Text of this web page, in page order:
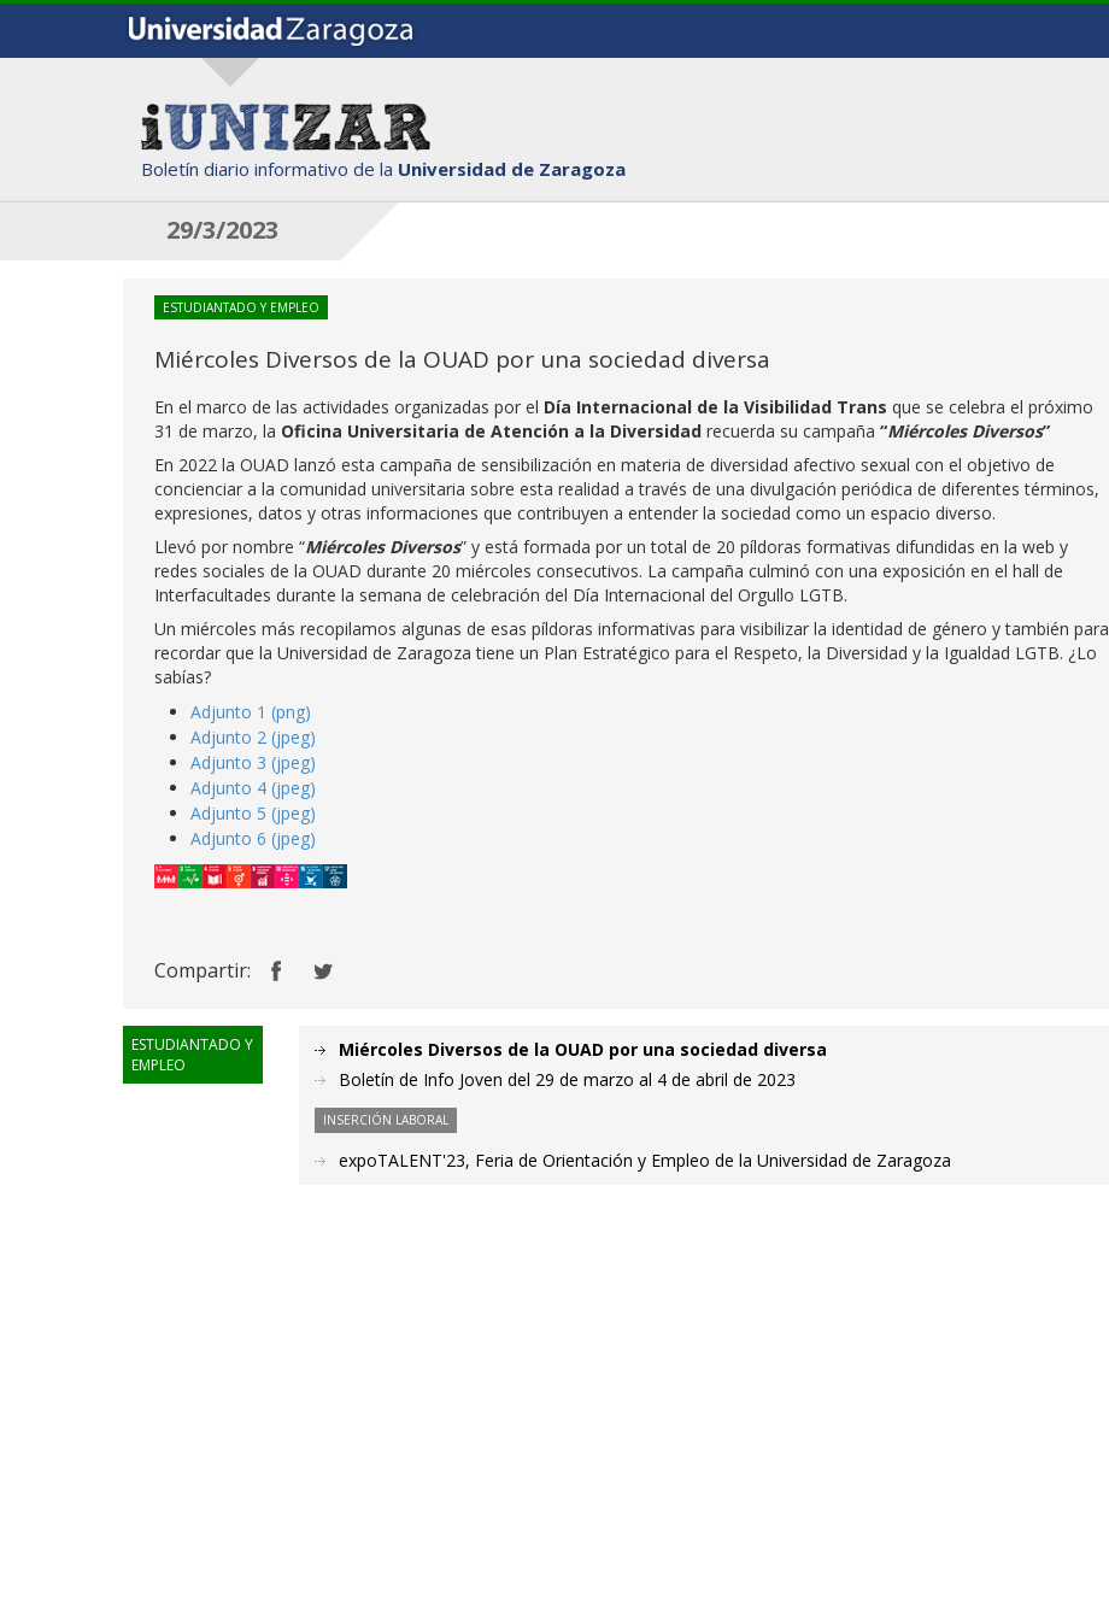
Boletín diario informativo de la Universidad de Zaragoza
29/3/2023
ESTUDIANTADO Y EMPLEO
Miércoles Diversos de la OUAD por una sociedad diversa
En el marco de las actividades organizadas por el Día Internacional de la Visibilidad Trans que se celebra el próximo
31 de marzo, la Oficina Universitaria de Atención a la Diversidad recuerda su campaña “Miércoles Diversos”
En 2022 la OUAD lanzó esta campaña de sensibilización en materia de diversidad afectivo sexual con el objetivo de
concienciar a la comunidad universitaria sobre esta realidad a través de una divulgación periódica de diferentes términos,
expresiones, datos y otras informaciones que contribuyen a entender la sociedad como un espacio diverso.
Llevó por nombre “Miércoles Diversos” y está formada por un total de 20 píldoras formativas difundidas en la web y
redes sociales de la OUAD durante 20 miércoles consecutivos. La campaña culminó con una exposición en el hall de
Interfacultades durante la semana de celebración del Día Internacional del Orgullo LGTB.
Un miércoles más recopilamos algunas de esas píldoras informativas para visibilizar la identidad de género y también para
recordar que la Universidad de Zaragoza tiene un Plan Estratégico para el Respeto, la Diversidad y la Igualdad LGTB. ¿Lo
sabías?
Adjunto 1 (png)
Adjunto 2 (jpeg)
Adjunto 3 (jpeg)
Adjunto 4 (jpeg)
Adjunto 5 (jpeg)
Adjunto 6 (jpeg)
Compartir:
ESTUDIANTADO Y
EMPLEO
Miércoles Diversos de la OUAD por una sociedad diversa
Boletín de Info Joven del 29 de marzo al 4 de abril de 2023
INSERCIÓN LABORAL
expoTALENT'23, Feria de Orientación y Empleo de la Universidad de Zaragoza